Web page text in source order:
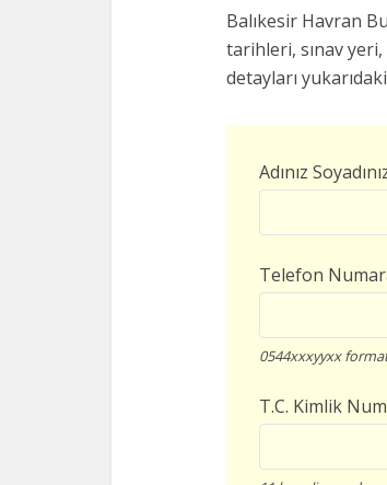
Balıkesir Havran
tarihleri, sınav
detayları
Adınız
Telefon
0544xxxyyxx
T.C. Kimlik